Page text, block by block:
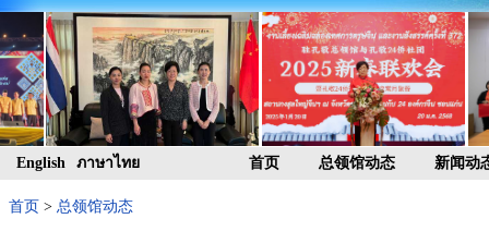
English ภาษาไทย 首页 总领馆动态 新闻动
首页 > 总领馆动态